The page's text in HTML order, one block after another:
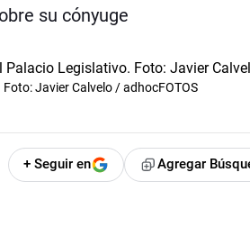
su cónyuge
Javier Calvelo / adhocFOTOS
+ Seguir en Agregar